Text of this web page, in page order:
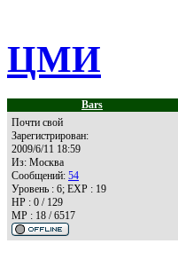
ЦМИ
Bars
Почти свой
Зарегистрирован:
2009/6/11 18:59
Из: Москва
Сообщений: 54
Уровень : 6; EXP : 19
HP : 0 / 129
MP : 18 / 6517